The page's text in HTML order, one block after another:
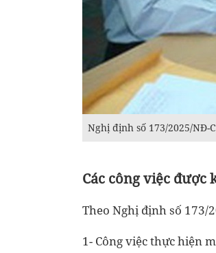
Nghị định số 173/2025/NĐ-
Các công việc được
Theo Nghị định số 173/
1- Công việc thực hiện